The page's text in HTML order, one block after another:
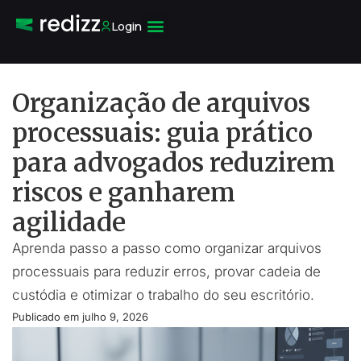
Login
Organização de arquivos
processuais: guia prático
para advogados reduzirem
riscos e ganharem
agilidade
Aprenda passo a passo como organizar arquivos
processuais para reduzir erros, provar cadeia de
custódia e otimizar o trabalho do seu escritório.
Publicado em julho 9, 2026